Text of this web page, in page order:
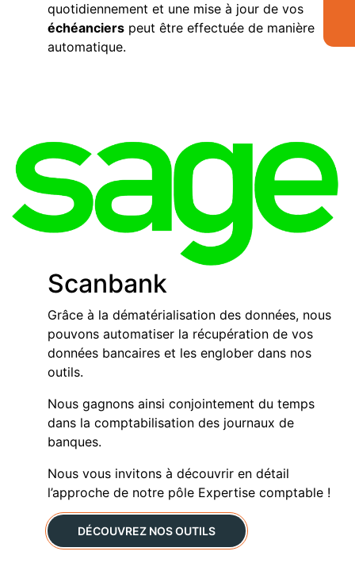
quotidiennement et une mise à jour de vos
échéanciers peut être effectuée de manière
automatique.
Scanbank
Grâce à la dématérialisation des données, nous
pouvons automatiser la récupération de vos
données bancaires et les englober dans nos
outils.
Nous gagnons ainsi conjointement du temps
dans la comptabilisation des journaux de
banques.
Nous vous invitons à découvrir en détail
l’approche de notre pôle Expertise comptable !
DÉCOUVREZ NOS OUTILS